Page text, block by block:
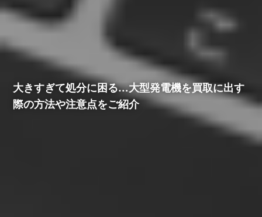
大きすぎて処分に困る…大型発電機を買取に出す
際の方法や注意点をご紹介